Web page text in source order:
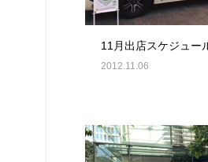
11月出店スケジュー
2012.11.06